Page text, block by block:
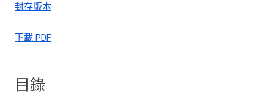
封存版本
下載 PDF
目錄